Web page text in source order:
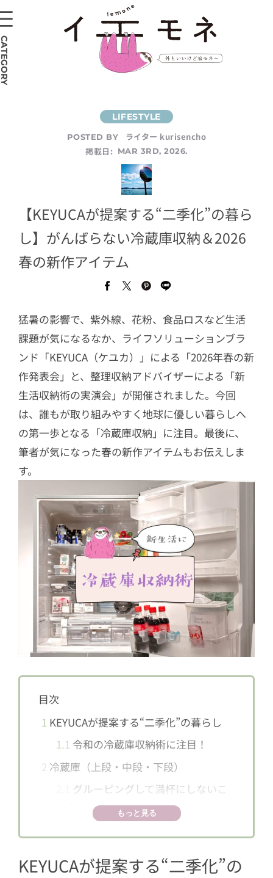
POSTED BY
ライター kurisencho
掲載日:
MAR 3RD, 2026.
【KEYUCAが提案する“二季化”の暮ら
し】がんばらない冷蔵庫収納＆2026
春の新作アイテム
猛暑の影響で、紫外線、花粉、食品ロスなど生活
課題が気になるなか、ライフソリューションブラ
ンド「KEYUCA（ケユカ）」による「2026年春の新
作発表会」と、整理収納アドバイザーによる「新
生活収納術の実演会」が開催されました。今回
は、誰もが取り組みやすく地球に優しい暮らしへ
の第一歩となる「冷蔵庫収納」に注目。最後に、
筆者が気になった春の新作アイテムもお伝えしま
す。
目次
1 KEYUCAが提案する“二季化”の暮らし
1.1 令和の冷蔵庫収納術に注目！
2 冷蔵庫（上段・中段・下段）
グルーピングして満杯にしないこ
2.3ナイスアイデア！朝食セット・す
もっと見る
KEYUCAが提案する“二季化”の